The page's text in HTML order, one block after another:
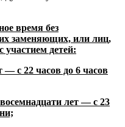
время без
заменяющих, или лиц,
детей:
— с 22 часов до 6 часов
лет — с 23